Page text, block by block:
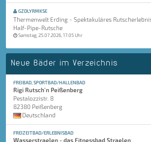
GZDLYRMKSE
Thermenwelt Erding - Spektakuläres
Half-Pipe-Rutsche
Samstag, 25.07.2026, 17:05 Uhr
Neue Bäder im Verzeichnis
FREIBAD, SPORTBAD/HALLENBAD
Rigi Rutsch'n Peißenberg
Pestalozzistr. 8
82380 Peißenberg
Deutschland
FREIZEITBAD/ERLEBNISBAD
Wasserstraelen - das Fitnessbad Straelen